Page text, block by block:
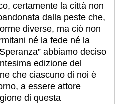
certamente la città non
dalla peste che,
diverse, ma ciò non
né la fede né la
abbiamo deciso
edizione del
che ciascuno di noi è
a essere attore
di questa